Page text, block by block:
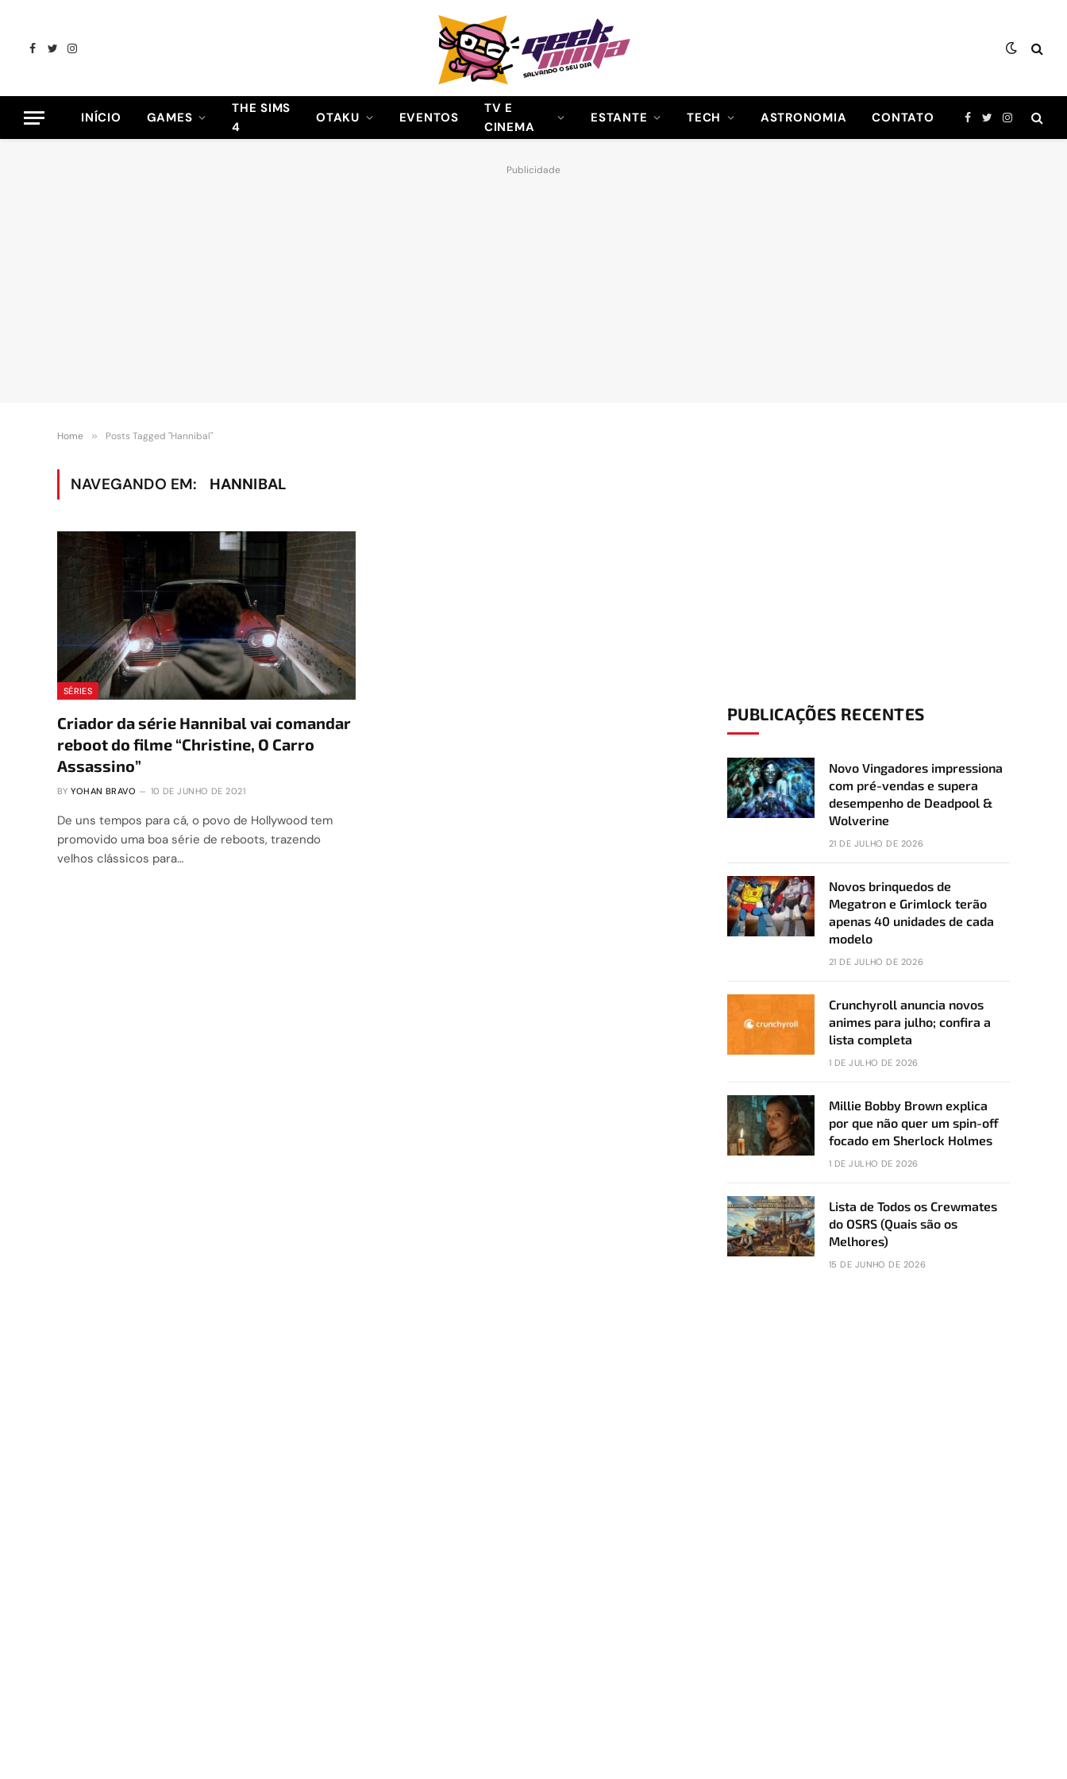
Facebook
TwitterInstagram
INÍCIO GAMES
THE SIMS
4
OTAKU EVENTOS
TV E
CINEMA
ESTANTE TECH ASTRONOMIA CONTATO Facebook
TwitterInstagram
Publicidade
Home » Posts Tagged "Hannibal"
NAVEGANDO EM: HANNIBAL
SÉRIES
Criador da série Hannibal vai comandar
reboot do filme “Christine, O Carro
Assassino”
BY YOHAN BRAVO 10 DE JUNHO DE 2021
De uns tempos para cá, o povo de Hollywood tem
promovido uma boa série de reboots, trazendo
velhos clássicos para…
PUBLICAÇÕES RECENTES
Novo Vingadores impressiona
com pré-vendas e supera
desempenho de Deadpool &
Wolverine
21 DE JULHO DE 2026
Novos brinquedos de
Megatron e Grimlock terão
apenas 40 unidades de cada
modelo
21 DE JULHO DE 2026
Crunchyroll anuncia novos
animes para julho; confira a
lista completa
1 DE JULHO DE 2026
Millie Bobby Brown explica
por que não quer um spin-off
focado em Sherlock Holmes
1 DE JULHO DE 2026
Lista de Todos os Crewmates
do OSRS (Quais são os
Melhores)
15 DE JUNHO DE 2026